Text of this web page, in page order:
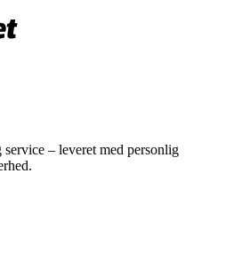
– leveret med personlig